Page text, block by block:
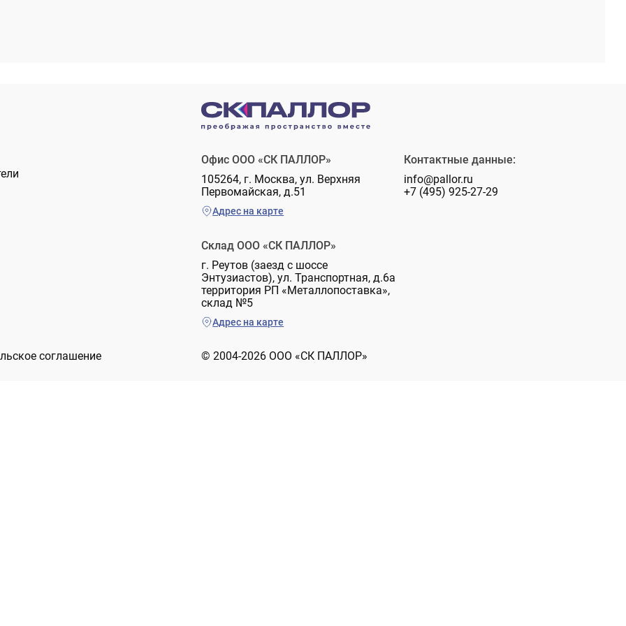
соглашение
Офис ООО «СК ПАЛЛОР»
105264, г. Москва, ул. Верхняя
Первомайская, д.51
Адрес на карте
Склад ООО «СК ПАЛЛОР»
г. Реутов (заезд с шоссе
Энтузиастов), ул. Транспортная, д.6а
территория РП «Металлопоставка»,
склад №5
Адрес на карте
Контактные данные:
info@pallor.ru
+7 (495) 925-27-29
© 2004-2026 ООО «СК ПАЛЛОР»